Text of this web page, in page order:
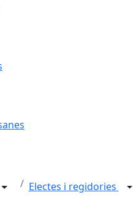
Electes i regidories